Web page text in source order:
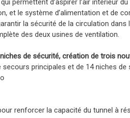
permettent d’aspirer l’air intérieur
et le système d’alimentation et de
la sécurité de la circulation
des deux usines de ventilation.
de sécurité, création de trois
principales et de 14 niches
renforcer la capacité du tunnel à